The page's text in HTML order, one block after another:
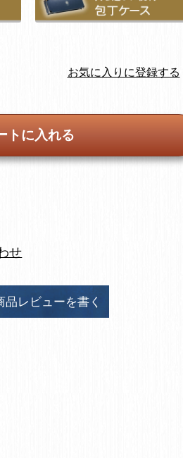
お気に入りに登録する
トに入れる
せ
品レビューを書く